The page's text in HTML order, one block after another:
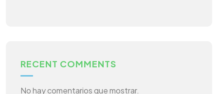
RECENT COMMENTS
No hay comentarios que mostrar.